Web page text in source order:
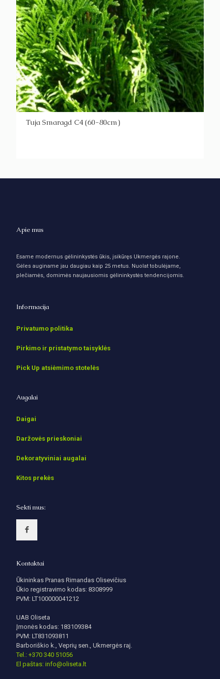
Tuja Smaragd C4 (60-80cm)
Apie mus
Esame modernus gėlininkystės ūkis, įsikūręs Ukmergės rajone.
Gėles auginame jau daugiau kaip 25 metus. Nuolat tobulėjame,
plečiamės, domimės naujausiomis gėlininkystės tendencijomis.
Informacija
Privatumo politika
Pirkimo ir pristatymo taisyklės
Pick Up atsiėmimo stotelės
Augalai
Daigai
Daržovės prieskoniai
Dekoratyviniai augalai
Kitos prekės
Sekti mus:
Kontaktai
Ūkininkas Pranas Rimandas Olisevičius
Ūkio registravimo kodas: 8308999
PVM: LT100000041212
UAB Oliseta
Įmonės kodas: 183109384
PVM: LT831093811
Barboriškio k., Veprių sen., Ukmergės raj.
Tel.: +370 340 51056
El paštas: info@oliseta.lt